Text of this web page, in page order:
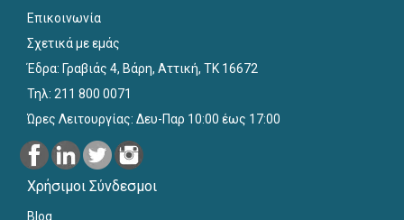
Επικοινωνία
Σχετικά με εμάς
Έδρα: Γραβιάς 4, Βάρη, Αττική, ΤΚ 16672
Τηλ: 211 800 0071
Ώρες Λειτουργίας: Δευ-Παρ 10:00 έως 17:00
Χρήσιμοι Σύνδεσμοι
Blog